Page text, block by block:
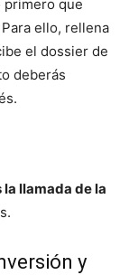
primero que
Para ello, rellena
el dossier de
deberás
llamada de la
y